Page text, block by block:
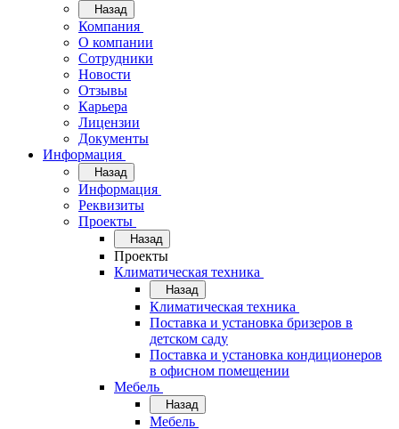
Назад
Компания
О компании
Сотрудники
Новости
Отзывы
Карьера
Лицензии
Документы
Информация
Назад
Информация
Реквизиты
Проекты
Назад
Проекты
Климатическая техника
Назад
Климатическая техника
Поставка и установка бризеров в
детском саду
Поставка и установка кондиционеров
в офисном помещении
Мебель
Назад
Мебель